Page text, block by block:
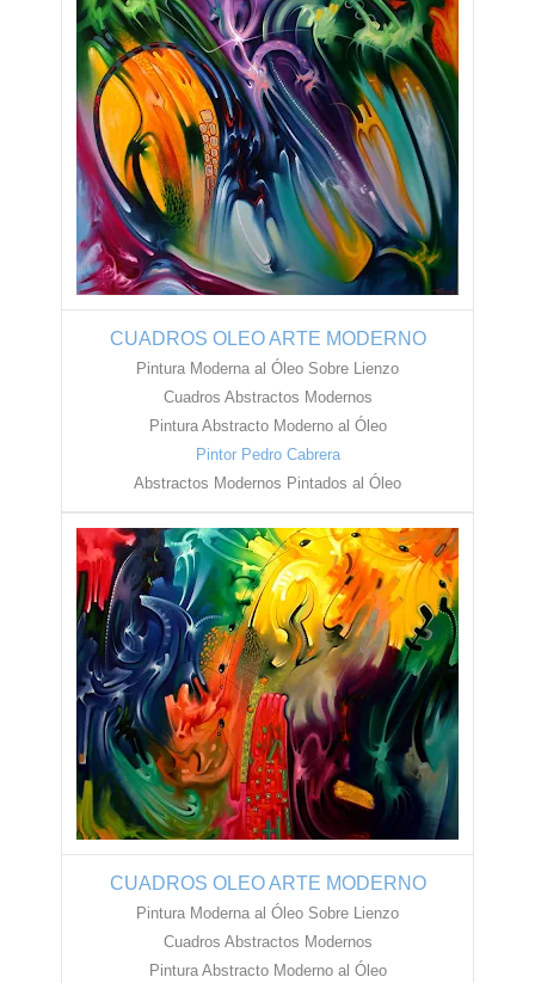
CUADROS OLEO ARTE MODERNO
Pintura Moderna al Óleo Sobre Lienzo
Cuadros Abstractos Modernos
Pintura Abstracto Moderno al Óleo
Pintor Pedro Cabrera
Abstractos Modernos Pintados al Óleo
CUADROS OLEO ARTE MODERNO
Pintura Moderna al Óleo Sobre Lienzo
Cuadros Abstractos Modernos
Pintura Abstracto Moderno al Óleo